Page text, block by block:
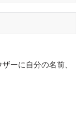
ーに自分の名前、